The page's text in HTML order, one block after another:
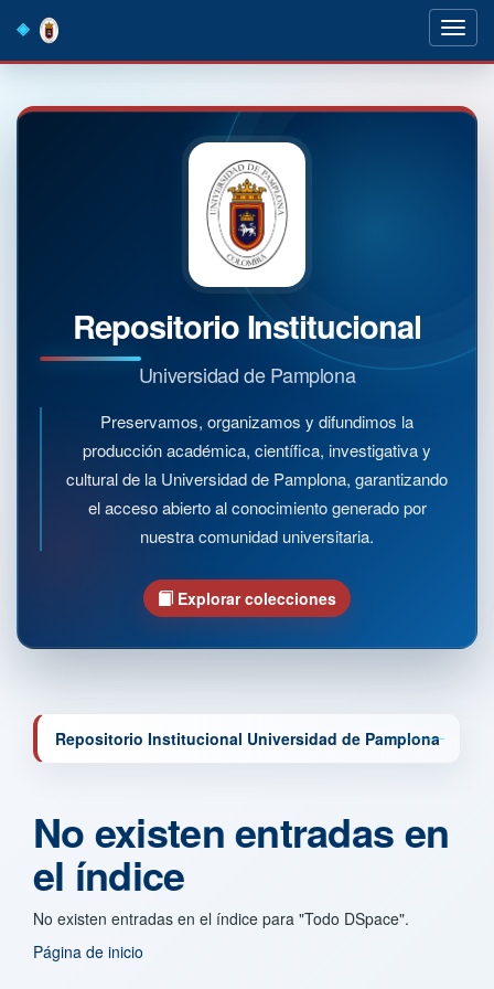
navigation
Repositorio Institucional
Universidad de Pamplona
Preservamos, organizamos y difundimos la
producción académica, científica, investigativa y
cultural de la Universidad de Pamplona, garantizando
el acceso abierto al conocimiento generado por
nuestra comunidad universitaria.
Explorar colecciones
Repositorio Institucional Universidad de Pamplona
No existen entradas en
el índice
No existen entradas en el índice para "Todo DSpace".
Página de inicio